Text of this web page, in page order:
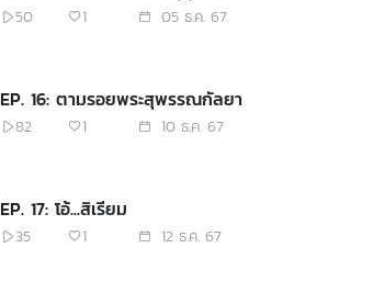
50 1 05 ธ.ค. 67
EP. 16: ตามรอยพระสุพรรณกัลยา
82 1 10 ธ.ค. 67
EP. 17: โอ้...สิเรียม
35 1 12 ธ.ค. 67